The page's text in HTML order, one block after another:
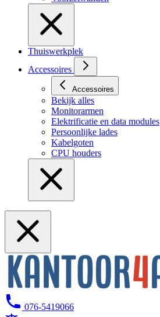
Thuiswerkplek
Accessoires
Accessoires
Bekijk alles
Monitorarmen
Elektrificatie en data modules
Persoonlijke lades
Kabelgoten
CPU houders
076-5419066